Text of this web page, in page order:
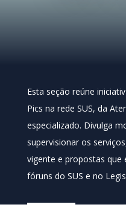
Esta seção reúne
Pics na rede SUS, da
especializado. Divulga
supervisionar os
vigente e propostas que
fóruns do SUS e no